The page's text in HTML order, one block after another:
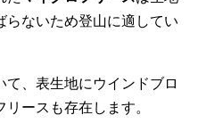
らないため登山に適してい
て、表生地にウインドブロ
ースも存在します。